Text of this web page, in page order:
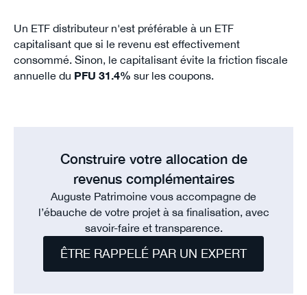
Un ETF distributeur n'est préférable à un ETF
capitalisant que si le revenu est effectivement
consommé. Sinon, le capitalisant évite la friction fiscale
annuelle du PFU 31.4% sur les coupons.
Construire votre allocation de
revenus complémentaires
Auguste Patrimoine vous accompagne de
l’ébauche de votre projet à sa finalisation, avec
savoir-faire et transparence.
ÊTRE RAPPELÉ PAR UN EXPERT